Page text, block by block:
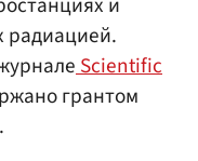
радиацией.
Scientific
грантом